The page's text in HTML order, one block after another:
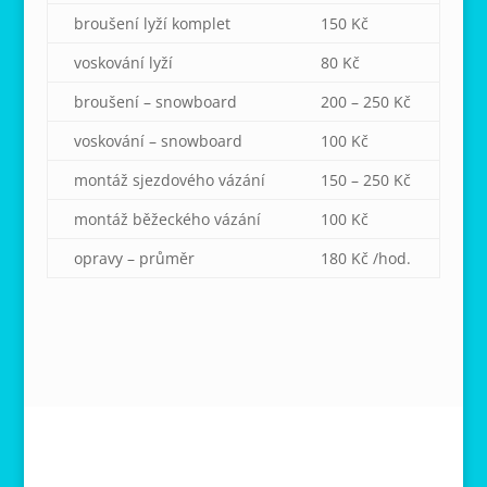
broušení lyží komplet
150 Kč
voskování lyží
80 Kč
broušení – snowboard
200 – 250 Kč
voskování – snowboard
100 Kč
montáž sjezdového vázání
150 – 250 Kč
montáž běžeckého vázání
100 Kč
opravy – průměr
180 Kč /hod.